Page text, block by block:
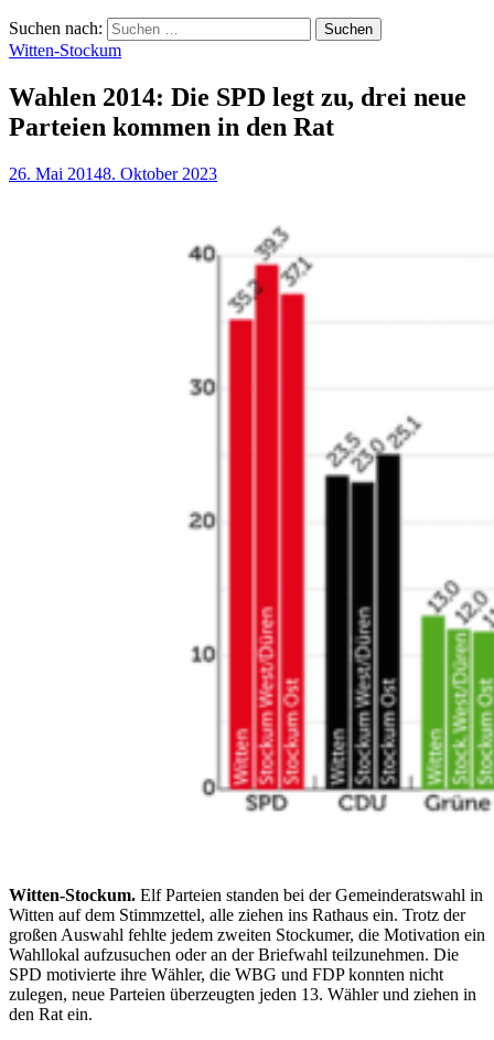
Suchen nach:
Witten-Stockum
Wahlen 2014: Die SPD legt zu, drei neue
Parteien kommen in den Rat
26. Mai 20148. Oktober 2023
Witten-Stockum. Elf Parteien standen bei der Gemeinderatswahl in
Witten auf dem Stimmzettel, alle ziehen ins Rathaus ein. Trotz der
großen Auswahl fehlte jedem zweiten Stockumer, die Motivation ein
Wahllokal aufzusuchen oder an der Briefwahl teilzunehmen. Die
SPD motivierte ihre Wähler, die WBG und FDP konnten nicht
zulegen, neue Parteien überzeugten jeden 13. Wähler und ziehen in
den Rat ein.